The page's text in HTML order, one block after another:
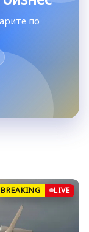
по
BREAKING LIVE